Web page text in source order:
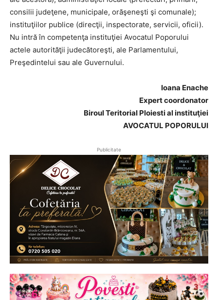
consilii judeţene, municipale, orăşeneşti şi comunale);
instituţiilor publice (direcţii, inspectorate, servicii, oficii).
Nu intră în competenţa instituţiei Avocatul Poporului
actele autorităţii judecătoreşti, ale Parlamentului,
Preşedintelui sau ale Guvernului.
Ioana Enache
Expert coordonator
Biroul Teritorial Ploiesti al instituţiei
AVOCATUL POPORULUI
Publicitate